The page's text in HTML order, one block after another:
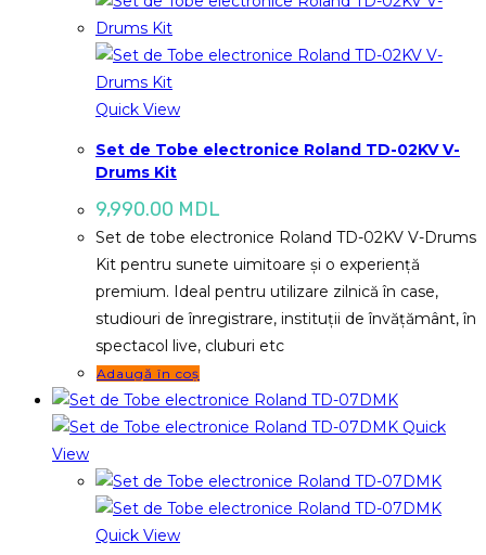
Quick View
Set de Tobe electronice Roland TD-02KV V-
Drums Kit
9,990.00 MDL
Set de tobe electronice Roland TD-02KV V-Drums
Kit pentru sunete uimitoare și o experiență
premium. Ideal pentru utilizare zilnică în case,
studiouri de înregistrare, instituții de învățământ, în
spectacol live, cluburi etc
Adaugă în coș
Quick
View
Quick View